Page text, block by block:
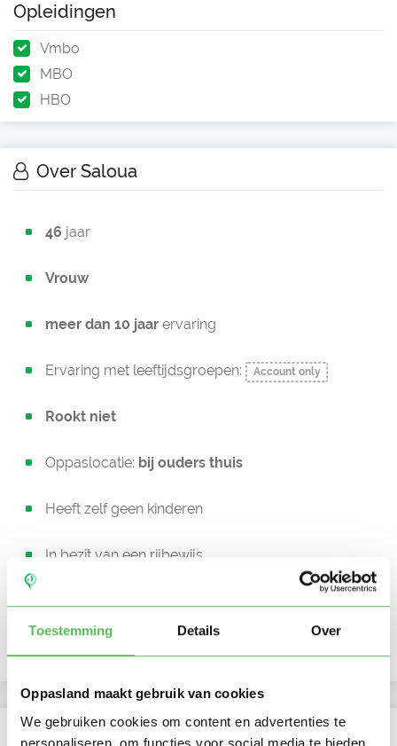
Toestemming Details Over
Oppasland maakt gebruik van cookies
We gebruiken cookies om content en advertenties te
personaliseren, om functies voor social media te bieden
Opleidingen
Vmbo
MBO
HBO
Over Saloua
46 jaar
Vrouw
meer dan 10 jaar ervaring
Ervaring met leeftijdsgroepen: Account only
Rookt niet
Oppaslocatie: bij ouders thuis
Heeft zelf geen kinderen
In bezit van een rijbewijs
Kan oppassen op